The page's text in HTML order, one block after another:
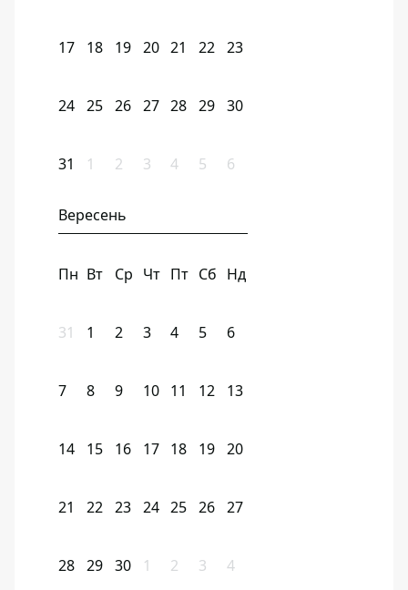
17 18 19 20 21 22 23
24 25 26 27 28 29 30
31 1 2 3 4 5 6
Вересень
Пн Вт Ср Чт Пт Сб Нд
31 1 2 3 4 5 6
7 8 9 10 11 12 13
14 15 16 17 18 19 20
21 22 23 24 25 26 27
28 29 30 1 2 3 4